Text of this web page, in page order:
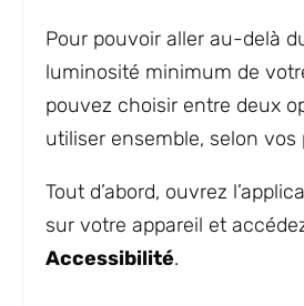
Pour pouvoir aller au-delà
luminosité minimum de
pouvez choisir entre deux
utiliser ensemble, selon vos
Tout d’abord, ouvrez
sur votre appareil et
Accessibilité.